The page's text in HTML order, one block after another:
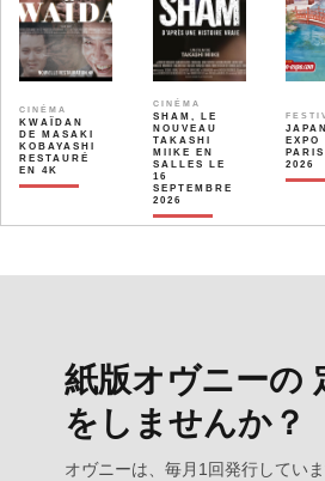
CINÉMA
KWAÏDAN
DE MASAKI
KOBAYASHI
RESTAURÉ
EN 4K
CINÉMA
SHAM, LE
NOUVEAU
TAKASHI
MIIKE EN
SALLES LE
16
SEPTEMBRE
2026
JAPAN
EXPO
PARIS
2026
紙版オヴニーの
をしませんか？
オヴニーは、毎月1回発行してい